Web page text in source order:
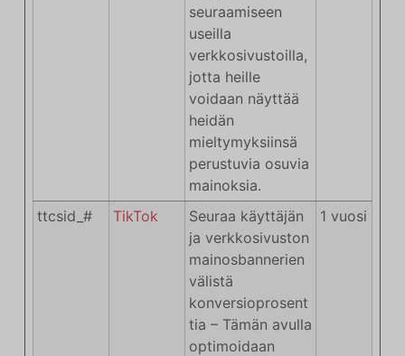
seuraamiseen
useilla
verkkosivustoilla,
jotta heille
voidaan näyttää
heidän
mieltymyksiinsä
perustuvia osuvia
mainoksia.
ttcsid_# TikTok
Seuraa käyttäjän
ja verkkosivuston
mainosbannerien
välistä
konversioprosent
tia – Tämän avulla
optimoidaan
1 vuosi